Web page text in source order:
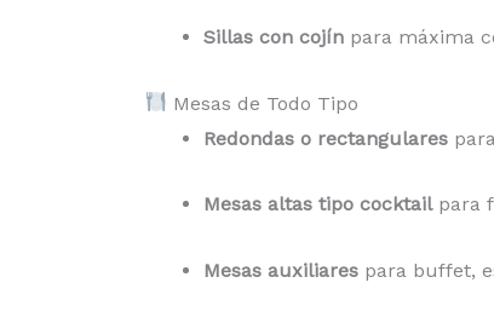
Sillas con cojín para máxima
Mesas de Todo Tipo
Redondas o rectangulares
Mesas altas tipo cocktailpara
Mesas auxiliares para buffet,